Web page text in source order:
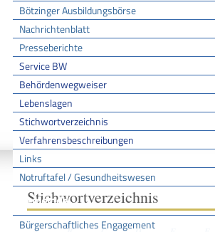
Bötzinger Ausbildungsbörse
Nachrichtenblatt
Presseberichte
Service BW
Behördenwegweiser
Lebenslagen
Stichwortverzeichnis
Verfahrensbeschreibungen
Links
Notruftafel / Gesundheitswesen
Gemeinde
Bürgerschaftliches Engagement
Sie sind hier:Startseite /Aktuell /
Stichwortverzeichnis